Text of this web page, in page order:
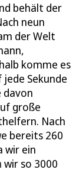
behält der
neun
der Welt
komme es
Sekunde
davon
große
Nach
bereits 260
wir ein
wir so 3000